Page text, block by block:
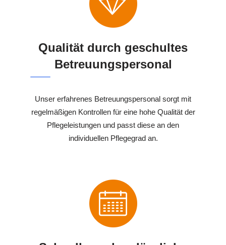
Qualität durch geschultes
Betreuungspersonal
Unser erfahrenes Betreuungspersonal sorgt mit
regelmäßigen Kontrollen für eine hohe Qualität der
Pflegeleistungen und passt diese an den
individuellen Pflegegrad an.